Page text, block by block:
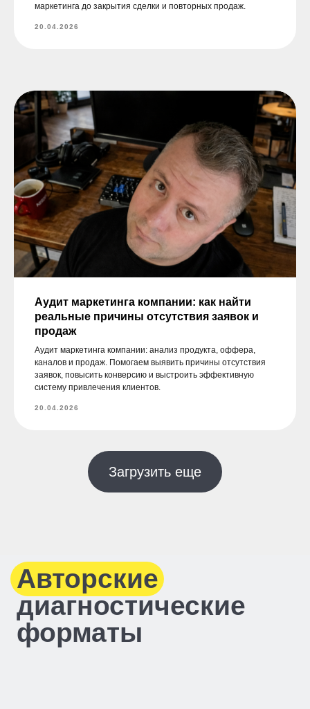
маркетинга до закрытия сделки и повторных продаж.
20.04.2026
Аудит маркетинга компании: как найти
реальные причины отсутствия заявок и
продаж
Аудит маркетинга компании: анализ продукта, оффера,
каналов и продаж. Помогаем выявить причины отсутствия
заявок, повысить конверсию и выстроить эффективную
систему привлечения клиентов.
20.04.2026
Загрузить еще
Скачать прайс-лист
Адрес: г. Москва, метро Курская, Нижний
сусальный пер. 5, стр. 17, территория
Дорошенко Андрей Анатольевич
ОГРНИП 324330000001770
ИНН 332762290715